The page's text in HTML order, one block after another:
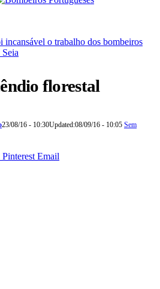
incansável o trabalho dos bombeiros
florestal
23/08/16 - 10:30Updated:08/09/16 - 10:05 Sem
Pinterest Email